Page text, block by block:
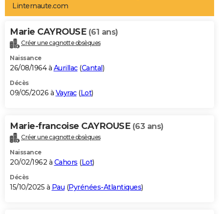
Art de vivre
Bien-être
Loisirs
Mode
Modes de vie
Alimentation
Guide de la santé
Maladies
Médicaments
Sommeil
VOYAGE
Destinations
City break
Voyage nature
Voyage de noces
Forum
Climat
+PHOTO
GUIDES D'ACHAT
BONS PLANS
Carte de Noël
Carte Bonne année
Carte Saint-Valentin
Carte Pâques
Carte d'anniversaire
DICTIONNAIRE
Dictionnaire
Biographies
Citations
Expressions
Proverbes
PROGRAMME TV
S'inscrire
Se connecter
Lycées
Collèges
Primaires
Universités
Entreprises
Service militaire
Avis de recherche
AVIS DE DÉCÈS
Linternaute.com
Marie CAYROUSE (61 ans)
Créer une cagnotte obsèques
Naissance
26/08/1964 à Aurillac(Cantal)
Décès
09/05/2026 à Vayrac(Lot)
Marie-francoise CAYROUSE (63 ans)
Créer une cagnotte obsèques
Naissance
20/02/1962 à Cahors (Lot)
Décès
15/10/2025 à Pau (Pyrénées-Atlantiques)